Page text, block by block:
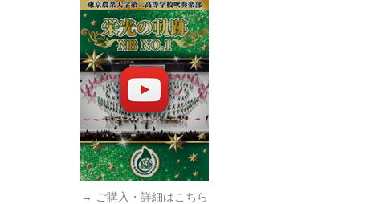
→ ご購入・詳細はこちら